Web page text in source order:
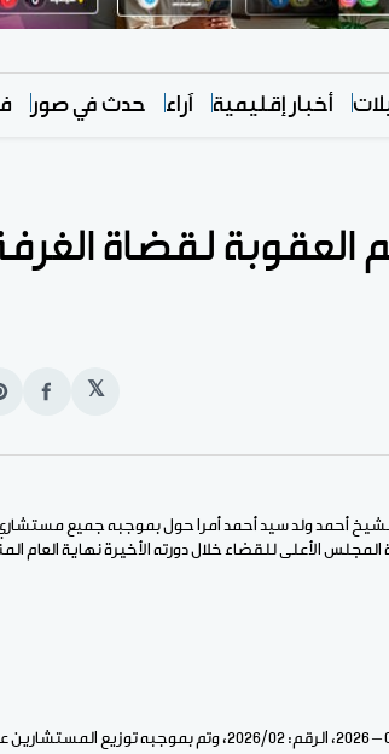
أخبار إقليمية آراء حدث في صور
لقضاة الغرفة
𝕏
انشر
أحمد ولد سيد أحمد أمرا حول بموجبه جميع مستشاري
الأعلى للقضاء خلال دورته الأخيرة نهاية العام